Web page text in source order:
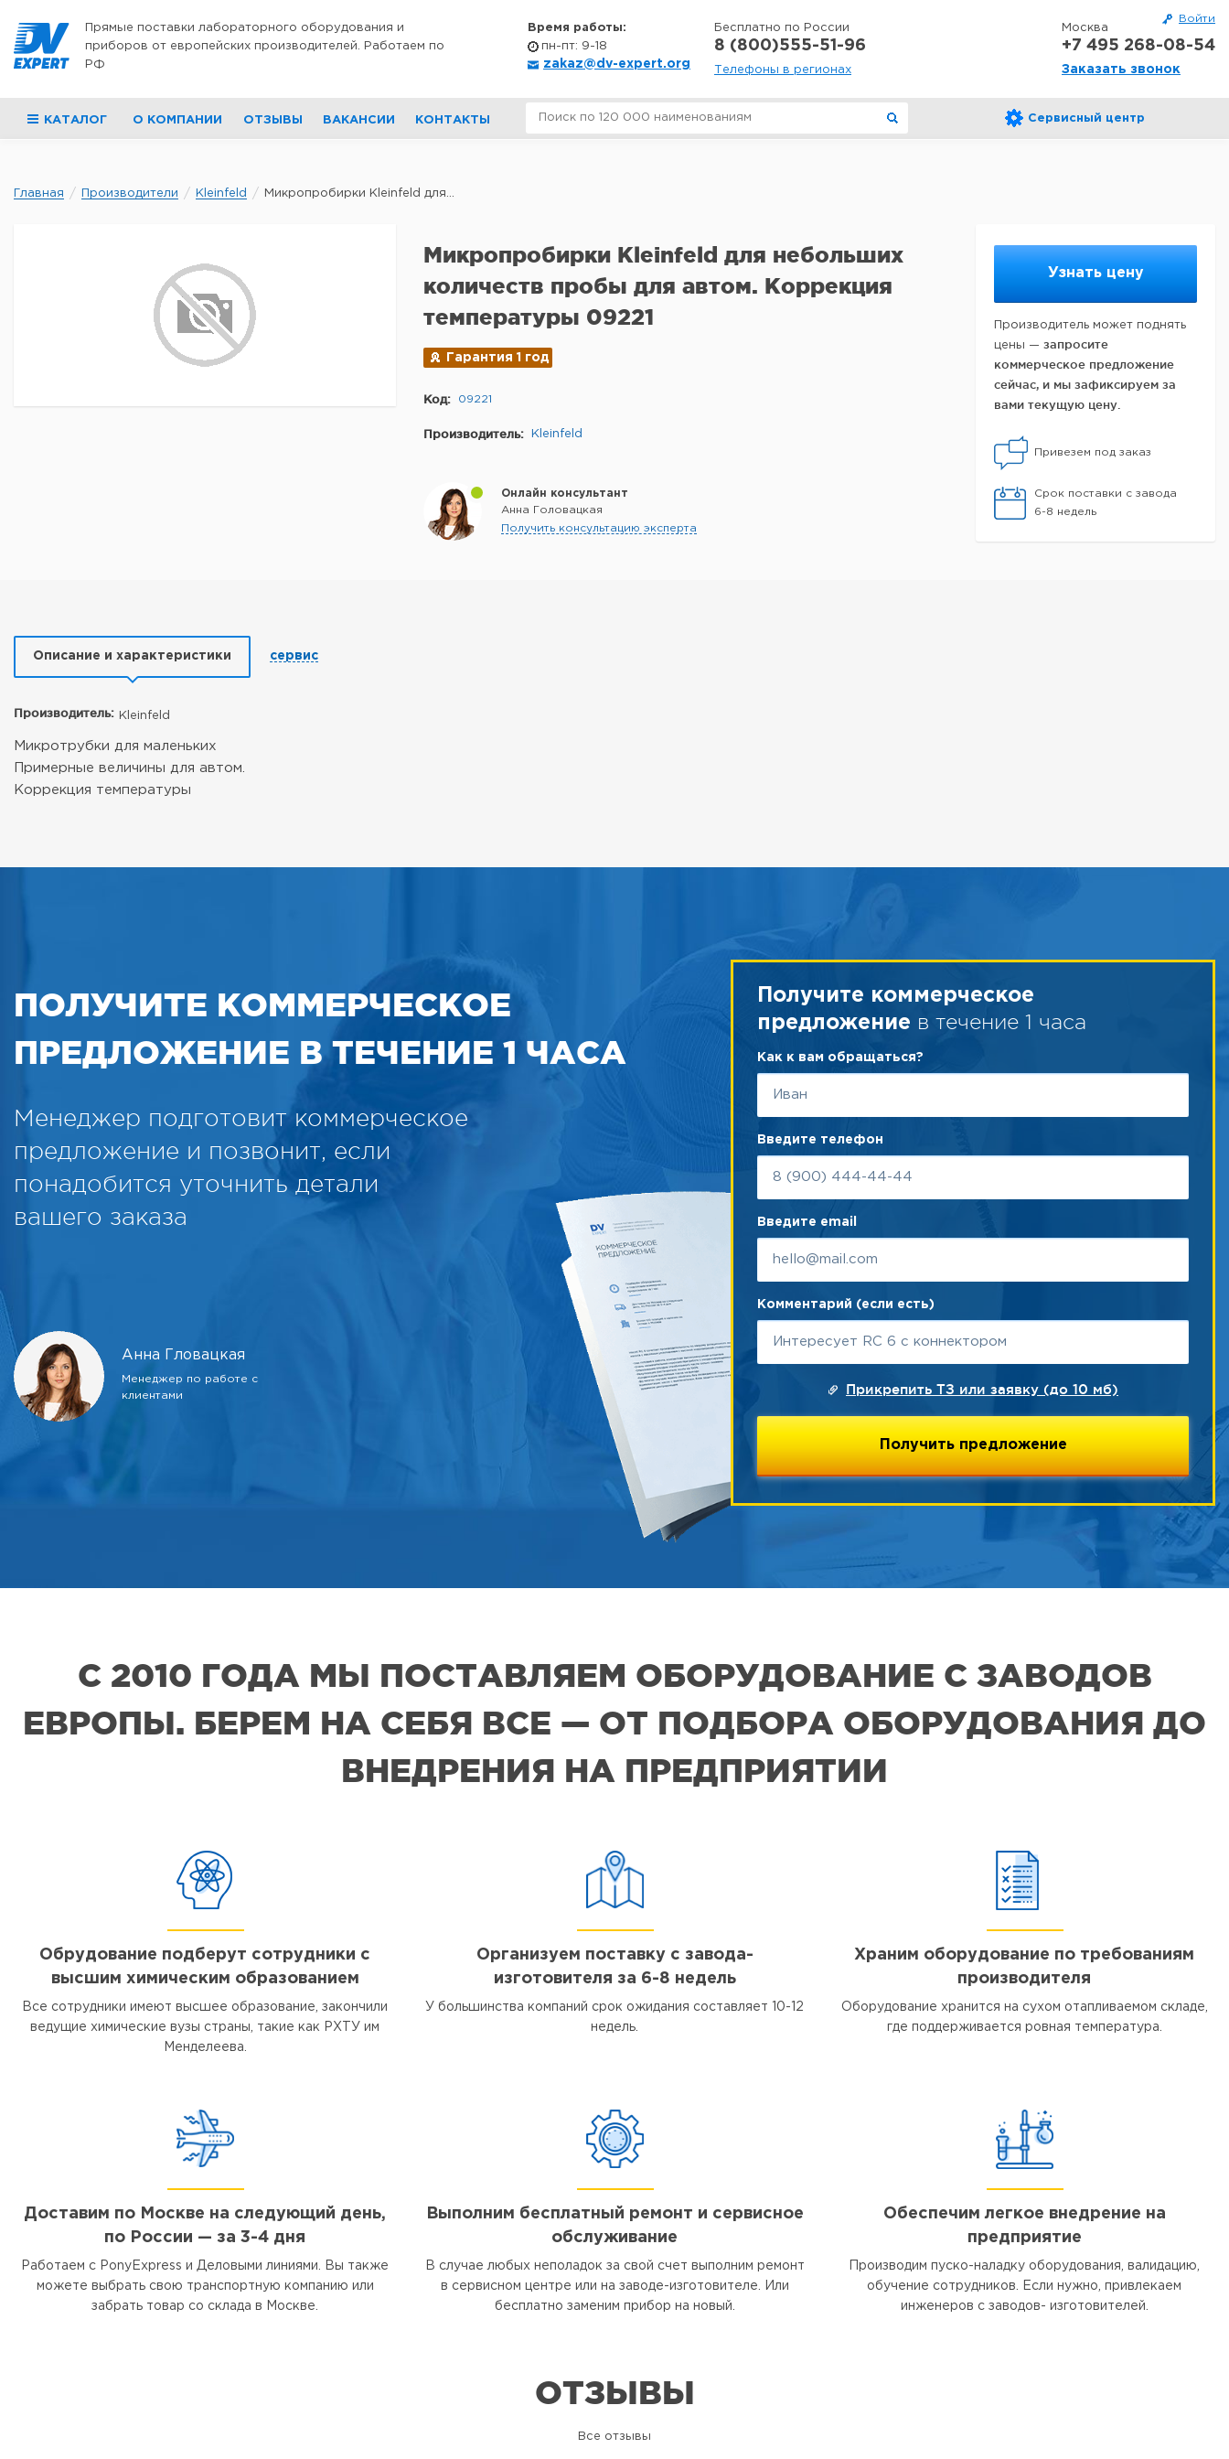
Войти
Прямые поставки лабораторного оборудования и
приборов от европейских производителей. Работаем по
РФ
Время работы:
пн-пт: 9-18
zakaz@dv-expert.org
Бесплатно по России
8 (800)555-51-96
Телефоны в регионах
Москва
+7 495 268-08-54
Заказать звонок
КАТАЛОГ О КОМПАНИИ ОТЗЫВЫ ВАКАНСИИ КОНТАКТЫ Сервисный центр
Главная Производители Kleinfeld Микропробирки Kleinfeld для...
Узнать цену
Производитель может поднять
цены — запросите
коммерческое предложение
сейчас, и мы зафиксируем за
вами текущую цену.
Привезем под заказ
Срок поставки с завода
6-8 недель
Микропробирки Kleinfeld для небольших
количеств пробы для автом. Коррекция
температуры 09221
Гарантия 1 год
Код: 09221
Производитель: Kleinfeld
Онлайн консультант
Анна Головацкая
Получить консультацию эксперта
Описание и характеристики сервис
Производитель: Kleinfeld
Микротрубки для маленьких
Примерные величины для автом.
Коррекция температуры
ПОЛУЧИТЕ КОММЕРЧЕСКОЕ
ПРЕДЛОЖЕНИЕ В ТЕЧЕНИЕ 1 ЧАСА
Менеджер подготовит коммерческое
предложение и позвонит, если
понадобится уточнить детали
вашего заказа
Анна Гловацкая
Менеджер по работе с
клиентами
Получите коммерческое
предложение в течение 1 часа
Как к вам обращаться?
Введите телефон
Введите email
Комментарий (если есть)
Прикрепить ТЗ или заявку (до 10 мб)
С 2010 ГОДА МЫ ПОСТАВЛЯЕМ ОБОРУДОВАНИЕ С ЗАВОДОВ
ЕВРОПЫ. БЕРЕМ НА СЕБЯ ВСЕ — ОТ ПОДБОРА ОБОРУДОВАНИЯ ДО
ВНЕДРЕНИЯ НА ПРЕДПРИЯТИИ
Обрудование подберут сотрудники с
высшим химическим образованием
Все сотрудники имеют высшее образование, закончили
ведущие химические вузы страны, такие как РХТУ им
Менделеева.
Организуем поставку с завода-
изготовителя за 6-8 недель
У большинства компаний срок ожидания составляет 10-12
недель.
Храним оборудование по требованиям
производителя
Оборудование хранится на сухом отапливаемом складе,
где поддерживается ровная температура.
Доставим по Москве на следующий день,
по России — за 3-4 дня
Работаем с PonyExpress и Деловыми линиями. Вы также
можете выбрать свою транспортную компанию или
забрать товар со склада в Москве.
Выполним бесплатный ремонт и сервисное
обслуживание
В случае любых неполадок за свой счет выполним ремонт
в сервисном центре или на заводе-изготовителе. Или
бесплатно заменим прибор на новый.
Обеспечим легкое внедрение на
предприятие
Производим пуско-наладку оборудования, валидацию,
обучение сотрудников. Если нужно, привлекаем
инженеров с заводов- изготовителей.
ОТЗЫВЫ
Все отзывы